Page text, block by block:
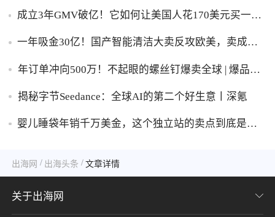
成立3年GMV破亿！它如何让美国人花170美元买一台
一年吸金30亿！国产智能清洁大卖反攻欧美，卖成全
年订单冲向500万！不起眼的螺丝钉爆卖全球 | 爆品洞
揭秘字节Seedance：全球AI的第二个好生意丨深氪
婴儿睡袋年销千万美金，这个独立站的卖点到底是什
出海网 / 出海头条 / 文章详情
关于出海网